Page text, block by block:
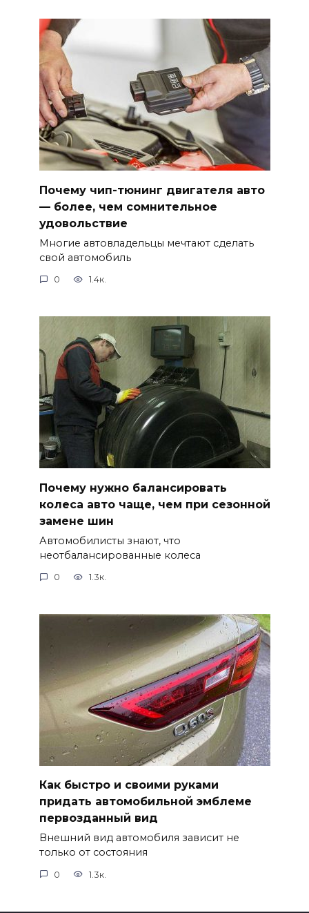
Почему чип-тюнинг двигателя авто
— более, чем сомнительное
удовольствие
Многие автовладельцы мечтают сделать
свой автомобиль
0 1.4к.
Почему нужно балансировать
колеса авто чаще, чем при сезонной
замене шин
Автомобилисты знают, что
неотбалансированные колеса
0 1.3к.
Как быстро и своими руками
придать автомобильной эмблеме
первозданный вид
Внешний вид автомобиля зависит не
только от состояния
0 1.3к.